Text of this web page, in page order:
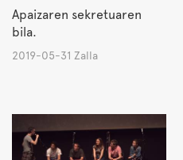
Apaizaren sekretuaren
bila.
2019-05-31 Zalla